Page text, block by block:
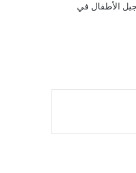
الأطفال في